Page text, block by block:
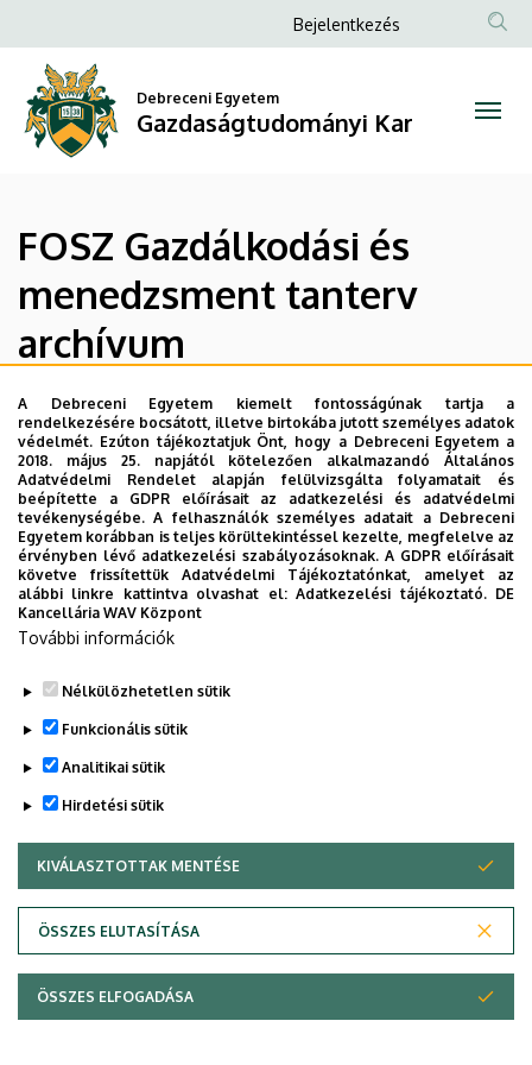
Gazdálkodási
és
menedzsment
archívum
Gazdaságtudományi
Kar
a
tartalomra
Anonim
menüje
Bejelentkezés
Debreceni Egyetem
Gazdaságtudományi Kar
FOSZ Gazdálkodási és
menedzsment tanterv
archívum
A szak képzési programja 2015-ben
A szak képzési programja 2014-ben
A szak képzési programja 2013-ban
Legutóbbi frissítés: 2022. 08. 01. 17:55
Adatvédelem
Copyright © 2026 Unideb
A Debreceni Egyetem kiemelt fontosságúnak tartja a
rendelkezésére bocsátott, illetve birtokába jutott személyes adatok
védelmét. Ezúton tájékoztatjuk Önt, hogy a Debreceni Egyetem a
2018. május 25. napjától kötelezően alkalmazandó Általános
Adatvédelmi Rendelet alapján felülvizsgálta folyamatait és
beépítette a GDPR előírásait az adatkezelési és adatvédelmi
tevékenységébe. A felhasználók személyes adatait a Debreceni
Egyetem korábban is teljes körültekintéssel kezelte, megfelelve az
érvényben lévő adatkezelési szabályozásoknak. A GDPR előírásait
követve frissítettük Adatvédelmi Tájékoztatónkat, amelyet az
alábbi linkre kattintva olvashat el:Adatkezelési tájékoztató. DE
Kancellária WAV Központ
További információk
Nélkülözhetetlen sütik
Funkcionális sütik
Analitikai sütik
Hirdetési sütik
KIVÁLASZTOTTAK MENTÉSE
ÖSSZES ELUTASÍTÁSA
WITHDRAW CONSENT
ÖSSZES ELFOGADÁSA